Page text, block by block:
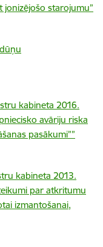
jonizējošo starojumu”
kabineta 2016.
avāriju riska
pasākumi””
kabineta 2013.
par atkritumu
izmantošanai,